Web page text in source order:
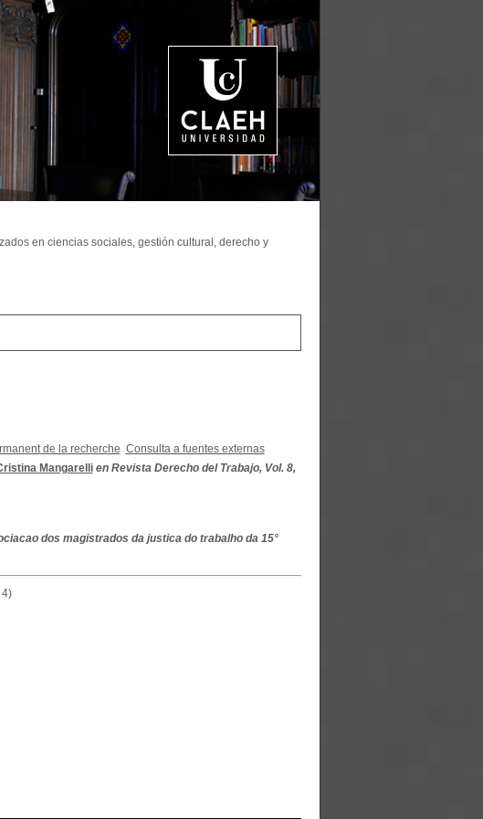
de la recherche Consulta a fuentes externas
Mangarelli en Revista Derecho del Trabajo, Vol. 8,
dos magistrados da justica do trabalho da 15°
4)
en ciencias sociales, gestión cultural, derecho y